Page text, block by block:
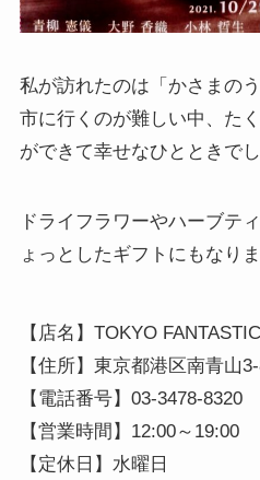
私が訪れたのは「かさまの
市に行くのが難しい中、た
ができて幸せなひとときでし
ドライフラワーやハーブテ
ょっとしたギフトにもなりま
【店名】TOKYO
【住所】東京都港区南青山
【電話番号】03-3478-8320
【営業時間】12:00～19:00
【定休日】水曜日